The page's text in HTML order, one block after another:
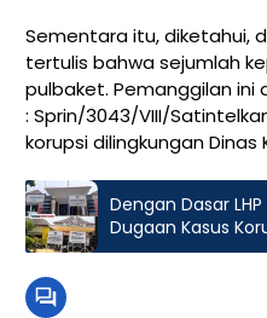
Sementara itu, diketahui,
tertulis bahwa sejumlah
pulbaket. Pemanggilan
: Sprin/3043/VIII/
korupsi dilingkungan
Dengan Dasar
Dugaan Kasus